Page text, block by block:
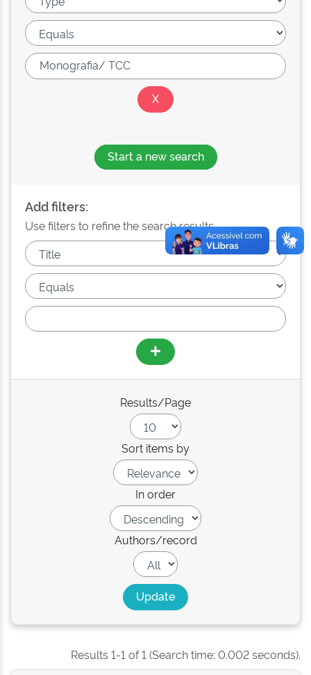
Start a new search
Add filters:
Use filters to refine the search results.
Results/Page
Sort items by
In order
Authors/record
Results 1-1 of 1 (Search time: 0.002 seconds).